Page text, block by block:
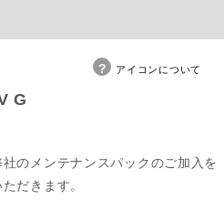
アイコンについて
G
のメンテナンスパックのご加入を
だきます。